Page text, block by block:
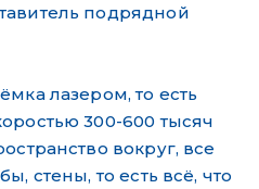
подрядной
лазером, то есть
300-600 тысяч
вокруг, все
стены, то есть всё, что